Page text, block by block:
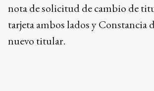
nota de solicitud de cambio de
tarjeta ambos lados y Constancia
nuevo titular.